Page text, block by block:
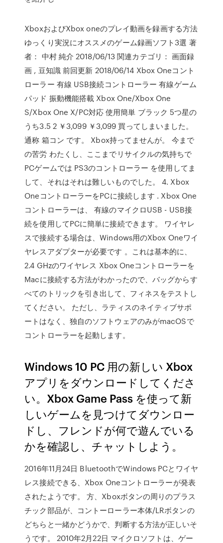
XboxおよびXbox oneのプレイ動画を録画する方法
ゆっくり実況にオススメのゲーム録画ソフト3選 著
者： 中村 純介 2018/06/13 関連カテゴリ： 画面録
画 , 豆知識 前回更新 2018/06/14 Xbox Oneコント
ローラー 有線 USB接続コントローラー 有線ゲーム
パッド 振動機能搭載 Xbox One/Xbox One
S/Xbox One X/PC対応 使用簡単 ブラック 5つ星の
うち3.5 2 ￥3,099 ￥3,099 買ってしまいました。
通称 箱コン です。 Xbox持ってませんが。 今まで
の苦労 わたくし、ここまでリサイクルの気持ちで
PCゲームでは PS3のコントローラー を使用してま
して、それはそれは難しいものでした。 4. Xbox
OneコントローラーをPCに接続します . Xbox One
コントローラーは、 有線のマイクロUSB - USB接
続を使用してPCに簡単に接続できます。 ワイヤレ
スで接続する場合は、Windows用のXbox Oneワイ
ヤレスアダプターが必要です 。これは基本的に、
2.4 GHzのワイヤレス Xbox Oneコントローラーを
Macに接続する方法がわかったので、バッグからす
べてのトリックを引き出して、フィネスをテストし
てください。 ただし、ラティスのネイティブサポ
ートはなく、独自のソフトウェアのみがmacOSで
コントローラーを起動します。
Windows 10 PC 用の新しい Xbox
アプリをダウンロードしてくださ
い。Xbox Game Pass を使って新
しいゲームを見つけてダウンロー
ドし、フレンドが何で遊んでいる
かを確認し、チャットしよう。
2016年11月24日 BluetoothでWindows PCとワイヤ
レス接続できる、Xbox Oneコントローラーが発表
されたようです。 方、Xboxボタンの周りのプラス
チック部品が、コントーローラー本体/LRボタンの
どちらと一緒かどうかで、判断する方法が正しいそ
うです。 2010年2月22日 マイクロソフトは、ゲー